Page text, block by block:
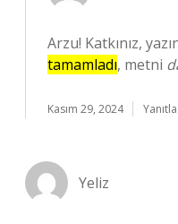
Arzu! Katkınız,
tamamladı, metni
Kasım 29, 2024 Yanıtla
Yeliz